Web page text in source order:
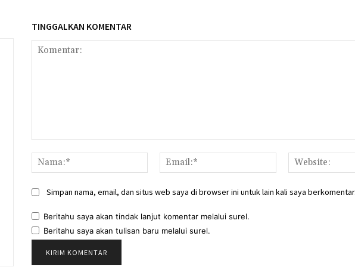
TINGGALKAN KOMENTAR
Nama:*
Email:*
Simpan nama, email, dan situs web saya di browser ini untuk lain kali saya berkomentar.
Beritahu saya akan tindak lanjut komentar melalui surel.
Beritahu saya akan tulisan baru melalui surel.